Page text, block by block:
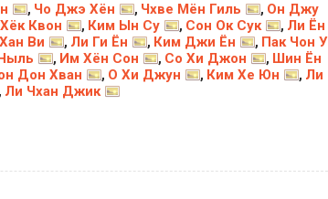
, Чо Джэ Хён , Чхве Мён Гиль , Он Джу
Квон , Ким Ын Су , Сон Ок Сук , Ли Ён
Ви , Ли Ги Ён , Ким Джи Ён , Пак Чон У
, Им Хён Сон , Со Хи Джон , Шин Ён
Дон Хван , О Хи Джун , Ким Хе Юн , Ли
, Ли Чхан Джик